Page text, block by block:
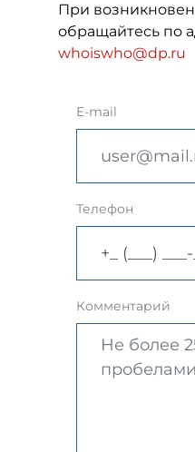
При
обращайтесь по
whoiswho@dp.ru
E-mail
Телефон
Комментарий